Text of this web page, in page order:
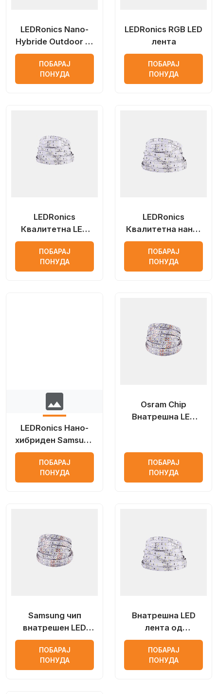
LEDRonics Nano-
Hybride Outdoor S-
Type (Zig-Zag) LED
лента
ПОБАРАЈ
ПОНУДА
LEDRonics RGB LED
лента
ПОБАРАЈ
ПОНУДА
LEDRonics
Квалитетна LED
лента за затворен
простор
ПОБАРАЈ
ПОНУДА
LEDRonics
Квалитетна нано-
хибридна
надворешна LED
лента
ПОБАРАЈ
ПОНУДА
image
LEDRonics Нано-
хибриден Samsung
LED чип LED лента
за отворено
ПОБАРАЈ
ПОНУДА
Osram Chip
Внатрешна LED
ПОБАРАЈ
ПОНУДА
Samsung чип
внатрешен LED
лента
ПОБАРАЈ
ПОНУДА
Внатрешна LED
лента од
попаметна
економска серија-
SMARTER
ПОБАРАЈ
ПОНУДА